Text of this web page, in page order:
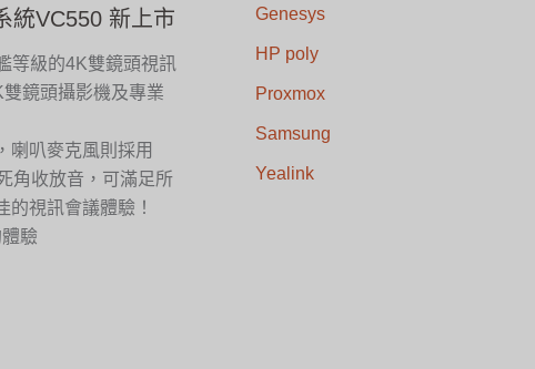
統VC550 新上市
等級的4K雙鏡頭視訊
鏡頭攝影機及專業
喇叭麥克風則採用
角收放音，可滿足所
視訊會議體驗！
驗
Genesys
HP poly
Proxmox
Samsung
Yealink